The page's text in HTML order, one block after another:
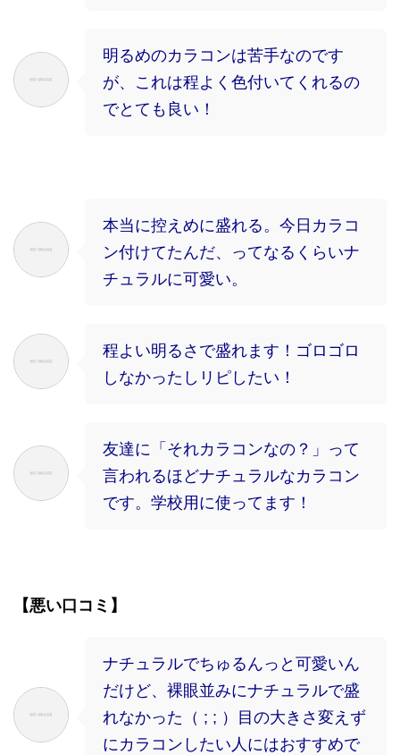
明るめのカラコンは苦手なのです
が、これは程よく色付いてくれるの
でとても良い！
本当に控えめに盛れる。今日カラコ
ン付けてたんだ、ってなるくらいナ
チュラルに可愛い。
程よい明るさで盛れます！ゴロゴロ
しなかったしリピしたい！
友達に「それカラコンなの？」って
言われるほどナチュラルなカラコン
です。学校用に使ってます！
【悪い口コミ】
ナチュラルでちゅるんっと可愛いん
だけど、裸眼並みにナチュラルで盛
れなかった（ ; ; ）目の大きさ変えず
にカラコンしたい人にはおすすめで